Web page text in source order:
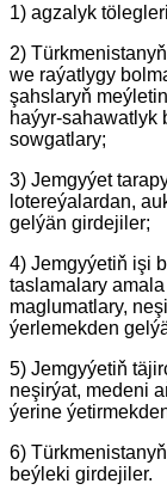
1) agzalyk
2)
we raýatlygy
şahslaryň
haýyr-sahawatlyk
sowgatlary;
3) Jemgyýet
lotereýalardan,
gelýän girdejiler;
4) Jemgyýetiň işi
taslamalary
maglumatlary,
ýerlemekden
5) Jemgyýetiň
neşirýat, medeni
ýerine
6)
beýleki girdejiler.